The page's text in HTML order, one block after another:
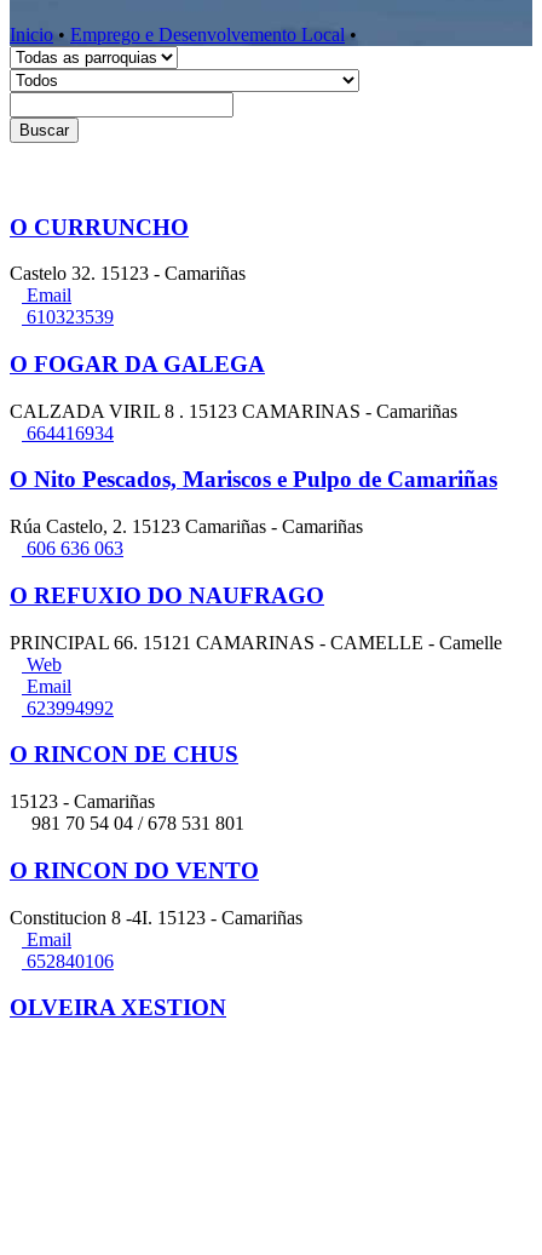
Inicio • Emprego e Desenvolvemento Local •
Buscar
O CURRUNCHO
Castelo 32. 15123 - Camariñas
Email
610323539
O FOGAR DA GALEGA
CALZADA VIRIL 8 . 15123 CAMARINAS - Camariñas
664416934
O Nito Pescados, Mariscos e Pulpo de Camariñas
Rúa Castelo, 2. 15123 Camariñas - Camariñas
606 636 063
O REFUXIO DO NAUFRAGO
PRINCIPAL 66. 15121 CAMARINAS - CAMELLE - Camelle
Web
Email
623994992
O RINCON DE CHUS
15123 - Camariñas
981 70 54 04 / 678 531 801
O RINCON DO VENTO
Constitucion 8 -4I. 15123 - Camariñas
Email
652840106
OLVEIRA XESTION